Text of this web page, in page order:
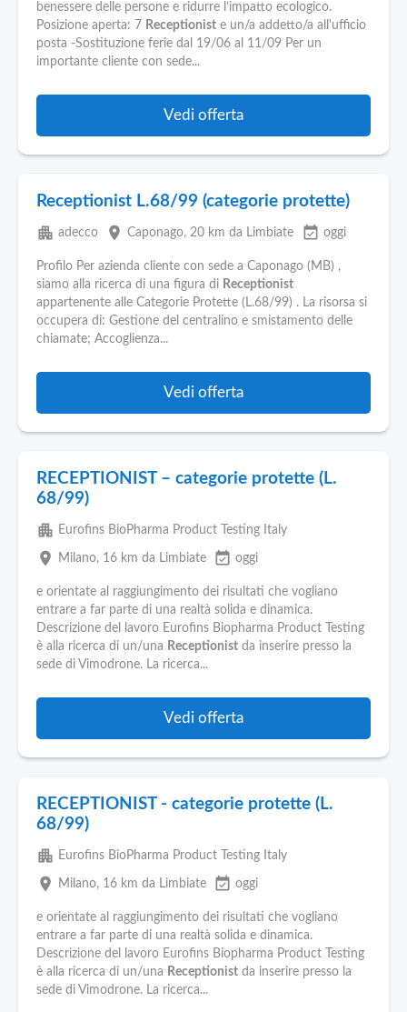
benessere delle persone e ridurre l’impatto ecologico.
Posizione aperta: 7 Receptionist e un/a addetto/a all'ufficio
posta -Sostituzione ferie dal 19/06 al 11/09 Per un
importante cliente con sede...
Vedi offerta
Receptionist L.68/99 (categorie protette)
apartment adecco place Caponago, 20 km da Limbiate event_available oggi
Profilo Per azienda cliente con sede a Caponago (MB) ,
siamo alla ricerca di una figura di Receptionist
appartenente alle Categorie Protette (L.68/99) . La risorsa si
occupera di: Gestione del centralino e smistamento delle
chiamate; Accoglienza...
Vedi offerta
RECEPTIONIST – categorie protette (L.
68/99)
apartment Eurofins BioPharma Product Testing Italy
place Milano, 16 km da Limbiate event_available oggi
e orientate al raggiungimento dei risultati che vogliano
entrare a far parte di una realtà solida e dinamica.
Descrizione del lavoro Eurofins Biopharma Product Testing
è alla ricerca di un/una Receptionist da inserire presso la
sede di Vimodrone. La ricerca...
Vedi offerta
RECEPTIONIST - categorie protette (L.
68/99)
apartment Eurofins BioPharma Product Testing Italy
place Milano, 16 km da Limbiate event_available oggi
e orientate al raggiungimento dei risultati che vogliano
entrare a far parte di una realtà solida e dinamica.
Descrizione del lavoro Eurofins Biopharma Product Testing
è alla ricerca di un/una Receptionist da inserire presso la
sede di Vimodrone. La ricerca...